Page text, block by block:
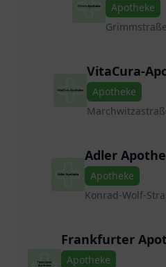
Apotheke
VitaCura-
Apotheke
Adler
Apotheke
Konrad-Wolf-
Frankfurter
Friedrichshain
Apotheke